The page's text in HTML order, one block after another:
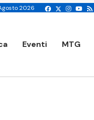
2026
Eventi MTG